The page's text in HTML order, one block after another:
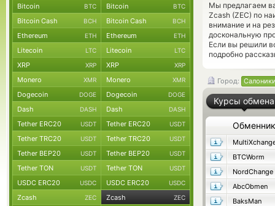
Мы предлагаем
Zcash (ZEC) по
внимание и на
доскональную
Если вы решили
подробно
Город:
Курсы обмена
Обменник
BTCWorm
NordChange
AbcObmen
BaksMan
Bitcoin BTC Bitcoin BTC
Bitcoin Cash BCH Bitcoin Cash BCH
Ethereum ETH Ethereum ETH
Litecoin LTC Litecoin LTC
XRP XRP XRP XRP
Monero XMR Monero XMR
Dogecoin DOGE Dogecoin DOGE
Dash DASH Dash DASH
Tether ERC20 USDT Tether ERC20 USDT
Tether TRC20 USDT Tether TRC20 USDT
Tether BEP20 USDT Tether BEP20 USDT
Tether TON USDT Tether TON USDT
USDC ERC20 USDC USDC ERC20 USDC
Zcash ZEC Zcash ZEC